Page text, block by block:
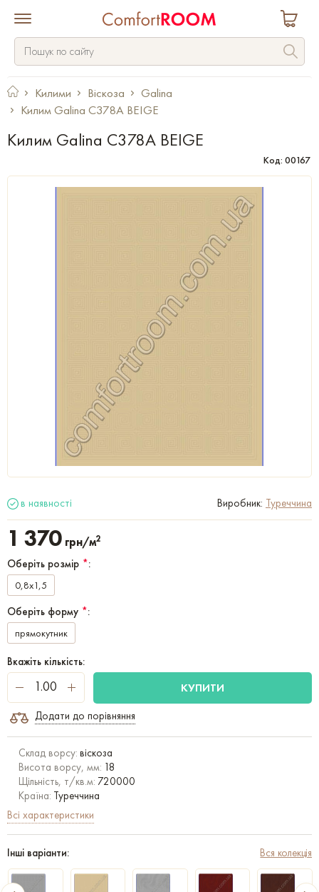
Килими Віскоза
Galina
Килим Galina C378A BEIGE
Килим Galina C378A BEIGE
Код: 00167
в наявності Виробник: Туреччина
1 370 грн/м2
Оберіть розмір *:
0,8x1,5
Оберіть форму *:
прямокутник
Вкажіть кількість:
КУПИТИ
Додати до порівняння
Склад ворсу: віскоза
Висота ворсу, мм: 18
Щільність, т/кв.м: 720000
Країна: Туреччина
Всі характеристики
Інші варіанти: Вся колекція